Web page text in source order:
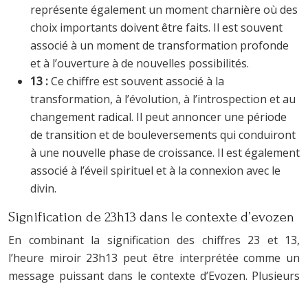
représente également un moment charnière où des
choix importants doivent être faits. Il est souvent
associé à un moment de transformation profonde
et à l’ouverture à de nouvelles possibilités.
13 :Ce chiffre est souvent associé à la
transformation, à l’évolution, à l’introspection et au
changement radical. Il peut annoncer une période
de transition et de bouleversements qui conduiront
à une nouvelle phase de croissance. Il est également
associé à l’éveil spirituel et à la connexion avec le
divin.
Signification de 23h13 dans le contexte d’evozen
En combinant la signification des chiffres 23 et 13,
l’heure miroir 23h13 peut être interprétée comme un
message puissant dans le contexte d’Evozen. Plusieurs